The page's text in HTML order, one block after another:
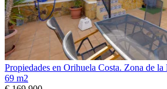
Propiedades en Orihuela Costa. Zona de
69 m2